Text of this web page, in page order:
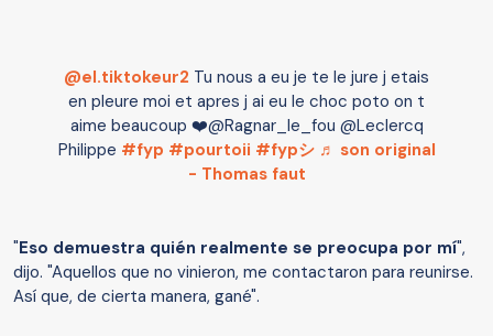
@el.tiktokeur2 Tu nous a eu je te le jure j etais
en pleure moi et apres j ai eu le choc poto on t
aime beaucoup ❤️@Ragnar_le_fou @Leclercq
Philippe #fyp #pourtoii #fypシ ♬ son original
- Thomas faut
"Eso demuestra quién realmente se preocupa por mí",
dijo. "Aquellos que no vinieron, me contactaron para reunirse.
Así que, de cierta manera, gané".